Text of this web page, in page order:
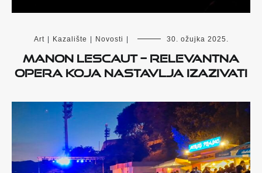
Art Kazalište Novosti 30. ožujka 2025.
Manon Lescaut – relevantna
opera koja nastavlja izazivati